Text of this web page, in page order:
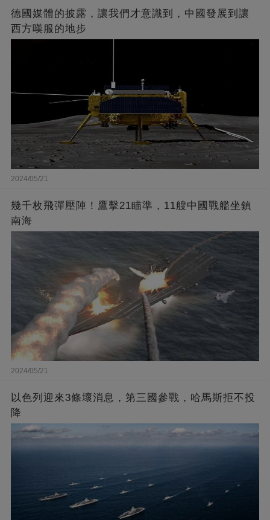
德國媒體的披露，讓我們才意識到，中國發展到讓
西方嘆服的地步
2024/05/21
幾千枚飛彈壓陣！鷹擊21瞄準，11艘中國戰艦坐鎮
南海
2024/05/21
以色列迎來3條壞消息，第三國參戰，哈馬斯拒不投
降